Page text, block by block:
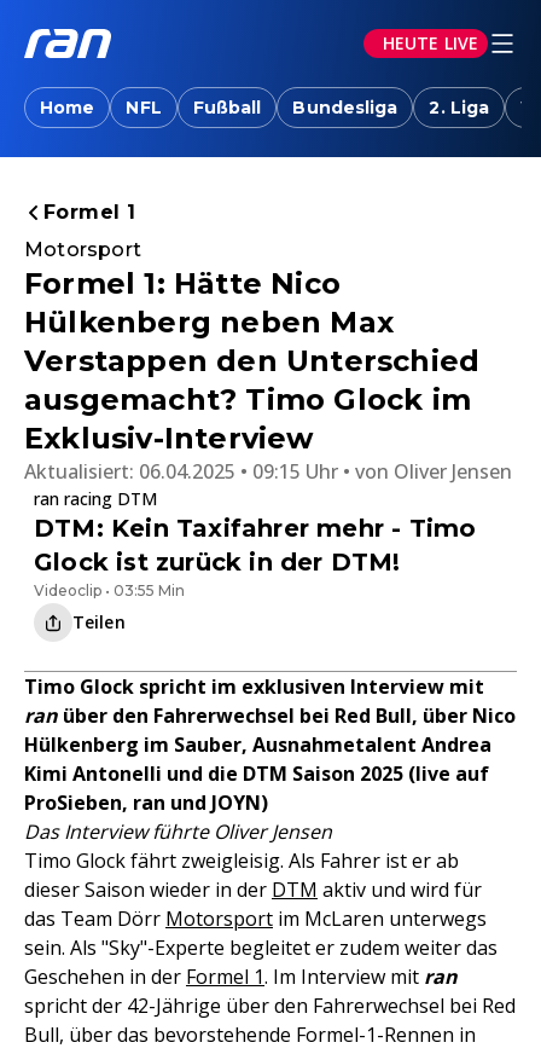
HEUTE LIVE
Home NFL Fußball Bundesliga 2. Liga
Formel 1
Motorsport
Formel 1: Hätte Nico
Hülkenberg neben Max
Verstappen den Unterschied
ausgemacht? Timo Glock im
Exklusiv-Interview
Aktualisiert: 06.04.2025 • 09:15 Uhr von Oliver Jensen
ran racing DTM
DTM: Kein Taxifahrer mehr - Timo
Glock ist zurück in der DTM!
Videoclip • 03:55 Min
Teilen
Timo Glock spricht im exklusiven Interview mit
ran über den Fahrerwechsel bei Red Bull, über Nico
Hülkenberg im Sauber, Ausnahmetalent Andrea
Kimi Antonelli und die DTM Saison 2025 (live auf
ProSieben, ran und JOYN)
Das Interview führte Oliver Jensen
Timo Glock fährt zweigleisig. Als Fahrer ist er ab
dieser Saison wieder in der DTM aktiv und wird für
das Team Dörr Motorsport im McLaren unterwegs
sein. Als "Sky"-Experte begleitet er zudem weiter das
Geschehen in der Formel 1. Im Interview mit ran
spricht der 42-Jährige über den Fahrerwechsel bei Red
Bull, über das bevorstehende Formel-1-Rennen in